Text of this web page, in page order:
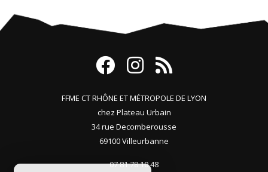
FFME CT RHÔNE ET MÉTROPOLE DE LYON
chez Plateau Urbain
34 rue Decomberousse
69100 Villeurbanne
07 81 78 10 48